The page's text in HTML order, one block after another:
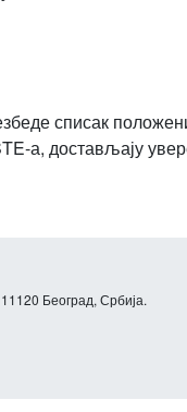
списак
а, достављају
Београд, Србија.